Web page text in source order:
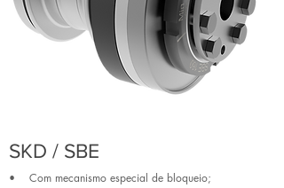
SKD / SBE
• Com mecanismo especial de bloqueio;